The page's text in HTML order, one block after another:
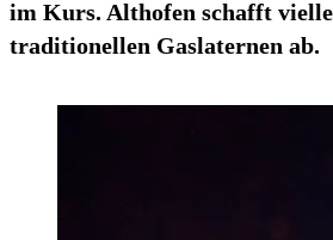
im Kurs. Althofen schafft
traditionellen Gaslaternen ab.